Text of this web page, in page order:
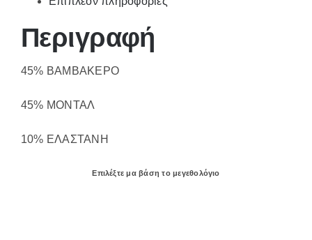
Περιγραφή
45% ΒΑΜΒΑΚΕΡΟ
45% ΜΟΝΤΑΛ
10% ΕΛΑΣΤΑΝΗ
Επιλέξτε μα βάση το μεγεθολόγιο